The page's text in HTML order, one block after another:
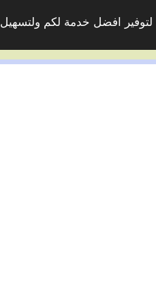
لتوفير افضل خدمة لكم